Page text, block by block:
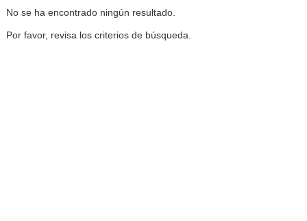
No se ha encontrado ningún resultado.
Por favor, revisa los criterios de búsqueda.